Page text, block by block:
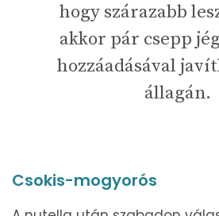
hogy szárazabb
akkor pár csepp
hozzáadásával
állagán.
Csokis-mogyorós